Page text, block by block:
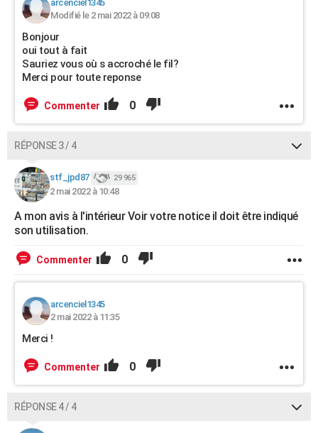
arcenciel1345
Modifié le 2 mai 2022 à 09:08
Bonjour
oui tout à fait
Sauriez vous où s accroché le fil?
Merci pour toute reponse
Commenter 0
RÉPONSE 3 / 4
stf_jpd87 29 965
2 mai 2022 à 10:48
A mon avis à l'intérieur Voir votre notice il doit être indiqué
son utilisation.
Commenter 0
arcenciel1345
2 mai 2022 à 11:35
Merci !
Commenter 0
RÉPONSE 4 / 4